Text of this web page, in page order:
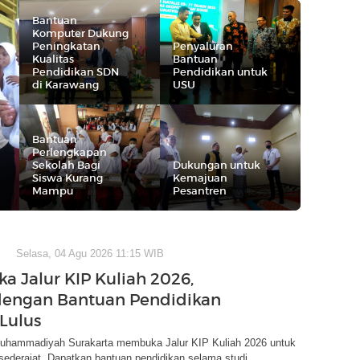
Bantuan
Komputer Dukung
Peningkatan
Kualitas
Pendidikan SDN
di Karawang
Penyaluran
Bantuan
Pendidikan untuk
USU
Bantuan
Perlengkapan
Sekolah Bagi
Siswa Kurang
Mampu
Dukungan untuk
Kemajuan
Pesantren
Selasa, 04 Agu 2026 11:15 WIB
Jalur KIP Kuliah 2026,
Bantuan Pendidikan
Surakarta membuka Jalur KIP Kuliah 2026 untuk
Dapatkan bantuan pendidikan selama studi.